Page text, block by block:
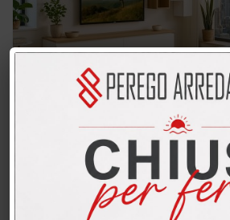
LIVING CM. 270 in
qualità - componibile
Prezzo di listino: 1871 €